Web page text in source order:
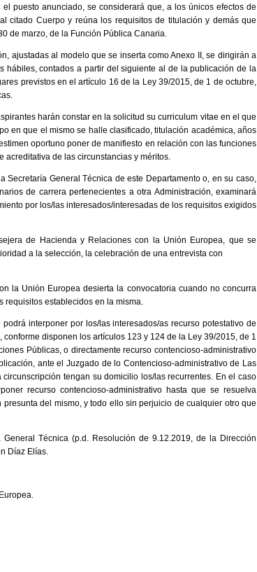
puesto anunciado, se considerará que, a los únicos efectos de
citado Cuerpo y reúna los requisitos de titulación y demás que
de marzo, de la Función Pública Canaria.
ajustadas al modelo que se inserta como Anexo II, se dirigirán a
contados a partir del siguiente al de la publicación de la
previstos en el artículo 16 de la Ley 39/2015, de 1 de octubre,
harán constar en la solicitud su curriculum vitae en el que
en que el mismo se halle clasificado, titulación académica, años
oportuno poner de manifiesto en relación con las funciones
de las circunstancias y méritos.
General Técnica de este Departamento o, en su caso,
de carrera pertenecientes a otra Administración, examinará
por los/las interesados/interesadas de los requisitos exigidos
de Hacienda y Relaciones con la Unión Europea, que se
a la selección, la celebración de una entrevista con
la Unión Europea desierta la convocatoria cuando no concurra
requisitos establecidos en la misma.
interponer por los/las interesados/as recurso potestativo de
disponen los artículos 123 y 124 de la Ley 39/2015, de 1
Públicas, o directamente recurso contencioso-administrativo
ante el Juzgado de lo Contencioso-administrativo de Las
tengan su domicilio los/las recurrentes. En el caso
recurso contencioso-administrativo hasta que se resuelva
del mismo, y todo ello sin perjuicio de cualquier otro que
Técnica (p.d. Resolución de 9.12.2019, de la Dirección
Díaz Elías.